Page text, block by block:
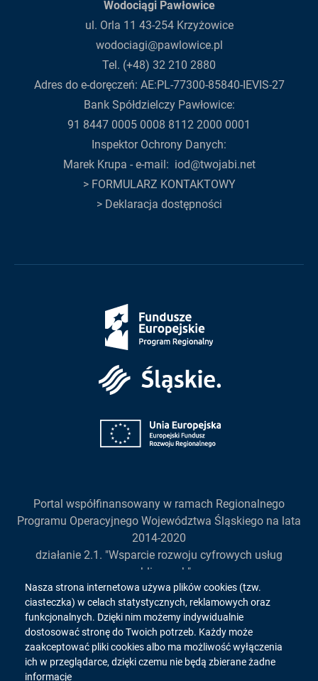
Wodociągi Pawłowice
ul. Orla 11 43-254 Krzyżowice
wodociagi@pawlowice.pl
Tel. (+48) 32 210 2880
Adres do e-doręczeń: AE:PL-77300-85840-IEVIS-27
Bank Spółdzielczy Pawłowice:
91 8447 0005 0008 8112 2000 0001
Inspektor Ochrony Danych:
Marek Krupa - e-mail: iod@twojabi.net
> FORMULARZ KONTAKTOWY
> Deklaracja dostępności
Fundusze
Europejskie
Europejska
Portal współfinansowany w ramach Regionalnego
Programu Operacyjnego Województwa Śląskiego na lata
2014-2020
działanie 2.1. "Wsparcie rozwoju cyfrowych usług
publicznych"
Copyright 2024. All rights reserved.
Informacja
o
cookies!
Nasza strona internetowa używa plików cookies (tzw.
ciasteczka) w celach statystycznych, reklamowych oraz
funkcjonalnych. Dzięki nim możemy indywidualnie
dostosować stronę do Twoich potrzeb. Każdy może
zaakceptować pliki cookies albo ma możliwość wyłączenia
ich w przeglądarce, dzięki czemu nie będą zbierane żadne
informacje